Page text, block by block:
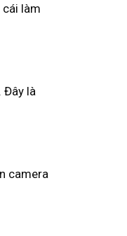
làm
Đây là
camera